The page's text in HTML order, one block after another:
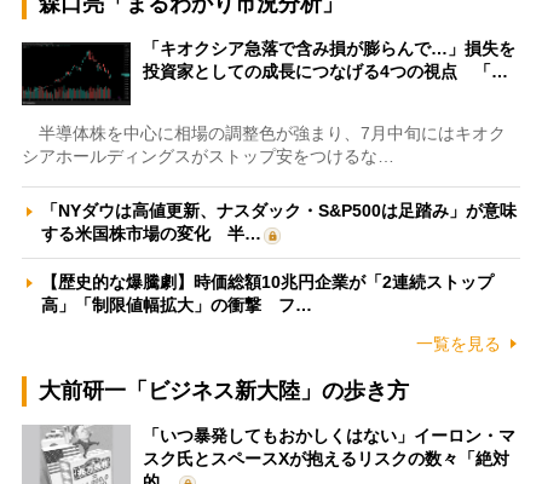
「キオクシア急落で含み損が膨らんで…」損失を
投資家としての成長につなげる4つの視点 「…
半導体株を中心に相場の調整色が強まり、7月中旬にはキオク
シアホールディングスがストップ安をつけるな…
「NYダウは高値更新、ナスダック・S&P500は足踏み」が意味
する米国株市場の変化 半…
【歴史的な爆騰劇】時価総額10兆円企業が「2連続ストップ
高」「制限値幅拡大」の衝撃 フ…
一覧を見る
大前研一「ビジネス新大陸」の歩き方
「いつ暴発してもおかしくはない」イーロン・マ
スク氏とスペースXが抱えるリスクの数々「絶対